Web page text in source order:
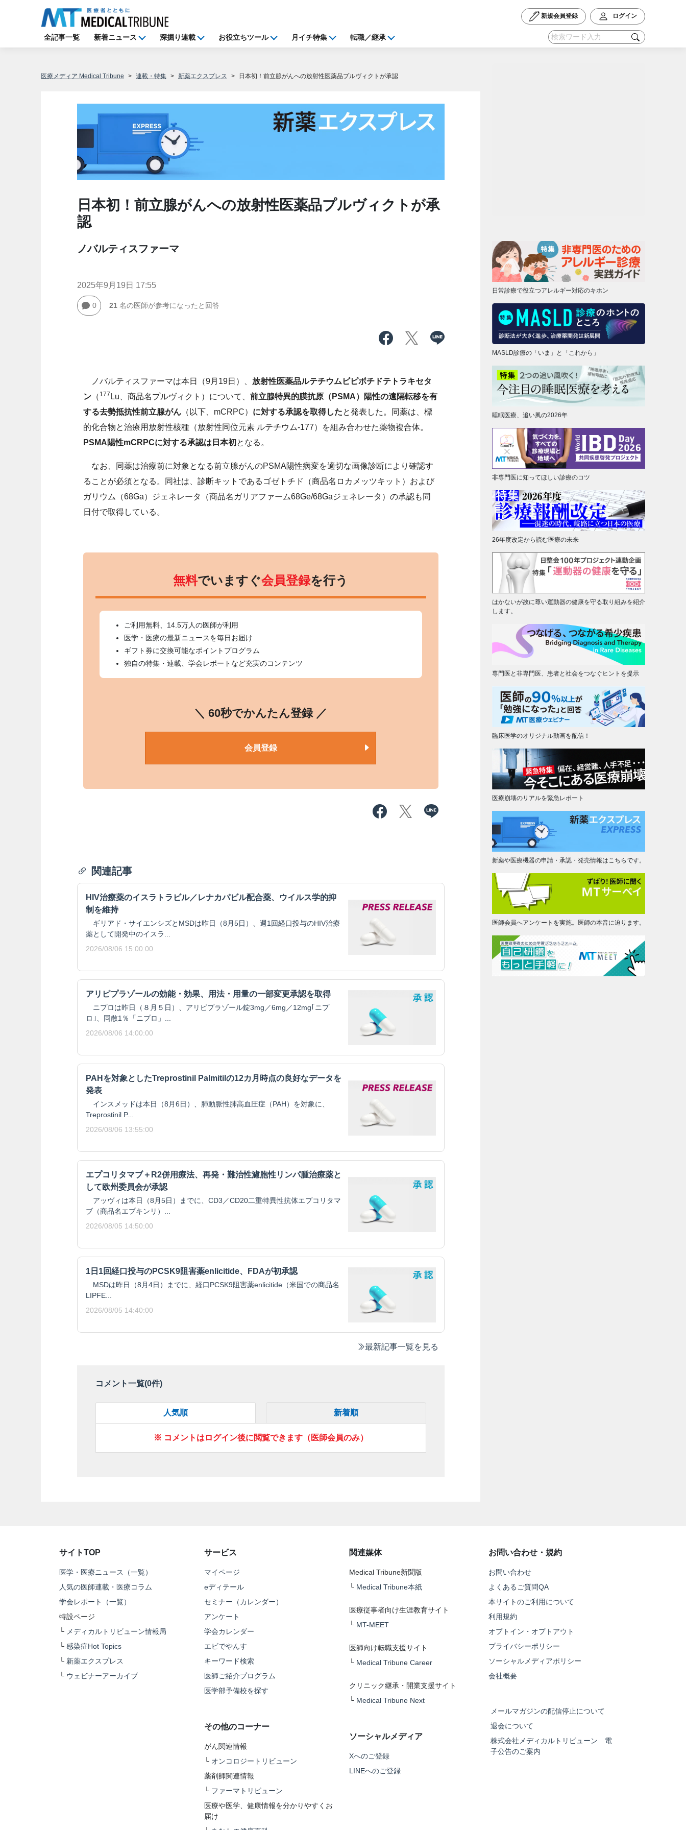
新規会員登録 ログイン
全記事一覧 新着ニュース 深掘り連載 お役立ちツール 月イチ特集 転職／継承
医療メディア Medical Tribune 連載・特集 新薬エクスプレス 日本初！前立腺がんへの放射性医薬品プルヴィクトが承認
日本初！前立腺がんへの放射性医薬品プルヴィクトが承
認
ノバルティスファーマ
2025年9月19日 17:55
0 21 名の医師が参考になったと回答
ノバルティスファーマは本日（9月19日）、 放射性医薬品ルテチウムビピボチドテトラキセタ
ン（ 177 Lu、商品名プルヴィクト）について、 前立腺特異的膜抗原（PSMA）陽性の遠隔転移を有
する去勢抵抗性前立腺がん（以下、mCRPC） に対する承認を取得したと発表した。同薬は、標
的化合物と治療用放射性核種（放射性同位元素 ルテチウム-177）を組み合わせた薬物複合体。
PSMA陽性mCRPCに対する承認は日本初 となる。
なお、同薬は治療前に対象となる前立腺がんのPSMA陽性病変を適切な画像診断により確認す
ることが必須となる。同社は、診断キットであるゴゼトチド（商品名ロカメッツキット）および
ガリウム（68Ga）ジェネレータ（商品名ガリアファーム68Ge/68Gaジェネレータ）の承認も同
日付で取得している。
無料でいますぐ会員登録を行う
ご利用無料、14.5万人の医師が利用
医学・医療の最新ニュースを毎日お届け
ギフト券に交換可能なポイントプログラム
独自の特集・連載、学会レポートなど充実のコンテンツ
＼ 60秒でかんたん登録 ／
会員登録
関連記事
HIV治療薬のイスラトラビル／レナカパビル配合薬、ウイルス学的抑
制を維持
ギリアド・サイエンシズとMSDは昨日（8月5日）、週1回経口投与のHIV治療
薬として開発中のイスラ...
2026/08/06 15:00:00
アリピプラゾールの効能・効果、用法・用量の一部変更承認を取得
ニプロは昨日（８月５日）、アリピプラゾール錠3mg／6mg／12mg｢ニプ
ロ｣、同散1％「ニプロ」...
2026/08/06 14:00:00
PAHを対象としたTreprostinil Palmitilの12カ月時点の良好なデータを
発表
インスメッドは本日（8月6日）、肺動脈性肺高血圧症（PAH）を対象に、
Treprostinil P...
2026/08/06 13:55:00
エプコリタマブ＋R2併用療法、再発・難治性濾胞性リンパ腫治療薬と
して欧州委員会が承認
アッヴィは本日（8月5日）までに、CD3／CD20二重特異性抗体エプコリタマ
ブ（商品名エプキンリ）...
2026/08/05 14:50:00
1日1回経口投与のPCSK9阻害薬enlicitide、FDAが初承認
MSDは昨日（8月4日）までに、経口PCSK9阻害薬enlicitide（米国での商品名
LIPFE...
2026/08/05 14:40:00
最新記事一覧を見る
コメント一覧(0件)
人気順 新着順
※ コメントはログイン後に閲覧できます（医師会員のみ）
日常診療で役立つアレルギー対応のキホン
MASLD診療の「いま」と「これから」
睡眠医療、追い風の2026年
非専門医に知ってほしい診療のコツ
26年度改定から読む医療の未来
はかないが故に尊い運動器の健康を守る取り組みを紹介
します。
専門医と非専門医、患者と社会をつなぐヒントを提示
臨床医学のオリジナル動画を配信！
医療崩壊のリアルを緊急レポート
新薬や医療機器の申請・承認・発売情報はこちらです。
医師会員へアンケートを実施。医師の本音に迫ります。
サイトTOP
医学・医療ニュース（一覧）
人気の医師連載・医療コラム
学会レポート（一覧）
特設ページ
└ メディカルトリビューン情報局
└ 感染症Hot Topics
└ 新薬エクスプレス
└ ウェビナーアーカイブ
サービス
マイページ
eディテール
セミナー（カレンダー）
アンケート
学会カレンダー
エビでやんす
キーワード検索
医師ご紹介プログラム
医学部予備校を探す
その他のコーナー
がん関連情報
└ オンコロジートリビューン
薬剤師関連情報
└ ファーマトリビューン
医療や医学、健康情報を分かりやすくお
届け
関連媒体
Medical Tribune新聞版
└ Medical Tribune本紙
医療従事者向け生涯教育サイト
└ MT-MEET
医師向け転職支援サイト
└ Medical Tribune Career
クリニック継承・開業支援サイト
└ Medical Tribune Next
ソーシャルメディア
Xへのご登録
LINEへのご登録
お問い合わせ・規約
お問い合わせ
よくあるご質問QA
本サイトのご利用について
利用規約
オプトイン・オプトアウト
プライバシーポリシー
ソーシャルメディアポリシー
会社概要
メールマガジンの配信停止について
退会について
株式会社メディカルトリビューン 電
子公告のご案内